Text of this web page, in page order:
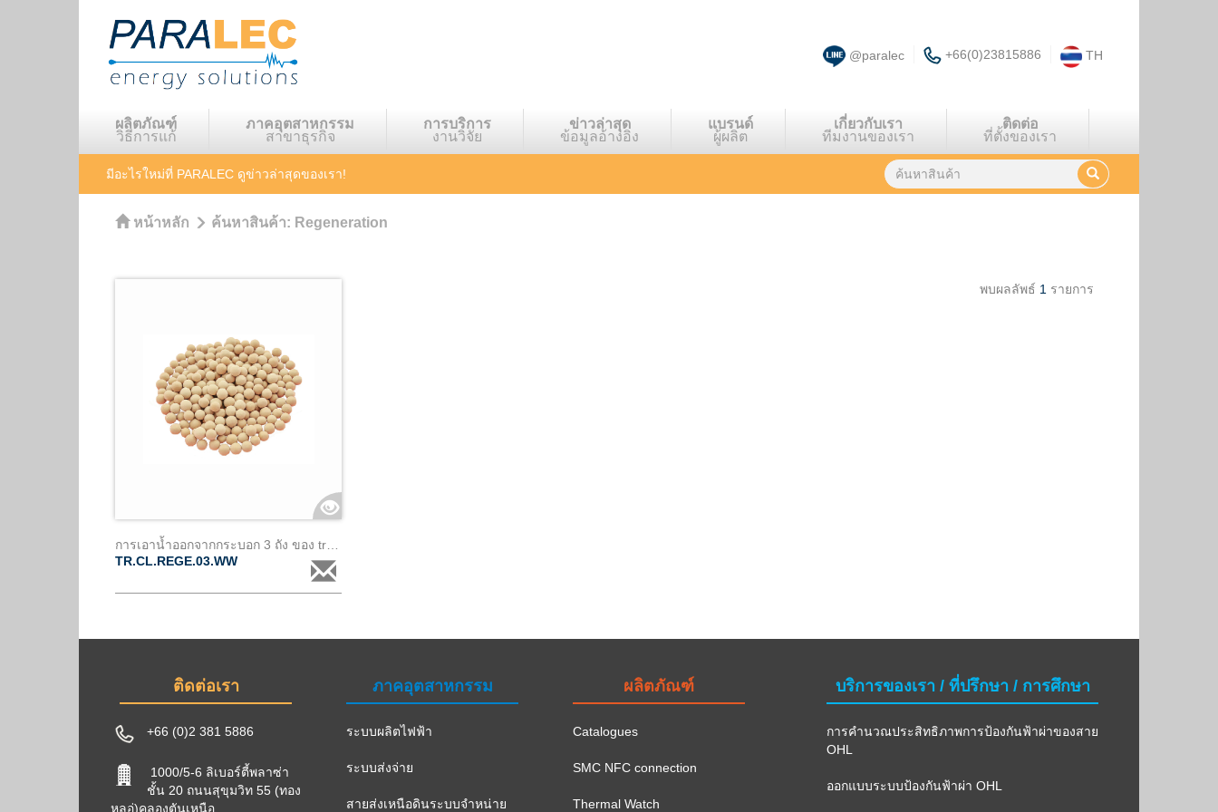
@paralec +66(0)23815886 TH
ผลิตภัณฑ์
วิธีการแก้
ภาคอุตสาหกรรม
สาขาธุรกิจ
การบริการ
งานวิจัย
ข่าวล่าสุด
ข้อมูลอ้างอิง
แบรนด์
ผู้ผลิต
เกี่ยวกับเรา
ทีมงานของเรา
ติดต่อ
ที่ตั้งของเรา
มีอะไรใหม่ที่ PARALEC ดูข่าวล่าสุดของเรา!
หน้าหลัก ค้นหาสินค้า: Regeneration
พบผลลัพธ์ 1 รายการ
TR.CL.REGE.03.WW
ติดต่อเรา
+66 (0)2 381 5886
1000/5-6 ลิเบอร์ตี้พลาซ่า
ชั้น 20 ถนนสุขุมวิท 55 (ทอง
หลอ่)คลองตันเหนือ
ภาคอุตสาหกรรม
ระบบผลิตไฟฟ้า
ระบบส่งจ่าย
สายส่งเหนือดินระบบจำหน่าย
ผลิตภัณฑ์
Catalogues
SMC NFC connection
Thermal Watch
บริการของเรา / ที่ปรึกษา / การศึกษา
การคำนวณประสิทธิภาพการป้องกันฟ้าผ่าของสาย
OHL
ออกแบบระบบป้องกันฟ้าผ่า OHL